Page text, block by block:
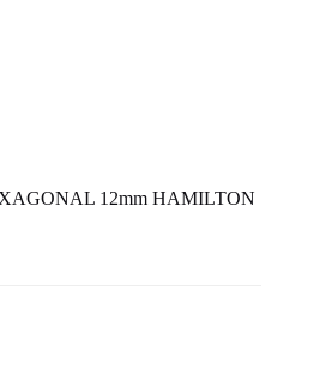
12mm HAMILTON